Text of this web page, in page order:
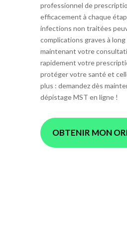
professionnel de
efficacement à chaque
infections non traitées
complications graves à
maintenant votre
rapidement votre
protéger votre santé et
plus : demandez dès
dépistage MST en ligne !
OBTENIR MON